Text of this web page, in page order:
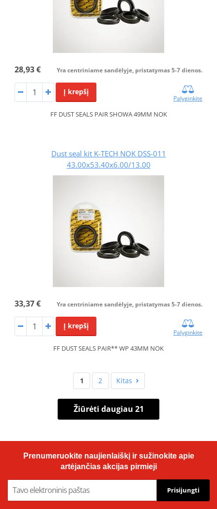
28,93 € Yra centriniame sandėlyje, pristatymas 5-7 dienos.
Į krepšį
Palyginkite
FF DUST SEALS PAIR SHOWA 49MM NOK
Dust seal kit K-TECH NOK DSS-011
43.00x53.40x6.00/13.00
33,37 € Yra centriniame sandėlyje, pristatymas 5-7 dienos.
Į krepšį
Palyginkite
FF DUST SEALS PAIR** WP 43MM NOK
1 2 Kitas
Žiūrėti daugiau 21
Prenumeruokite naujienlaiškį ir sužinokite apie
artėjančias akcijas pirmieji
Prisijungti